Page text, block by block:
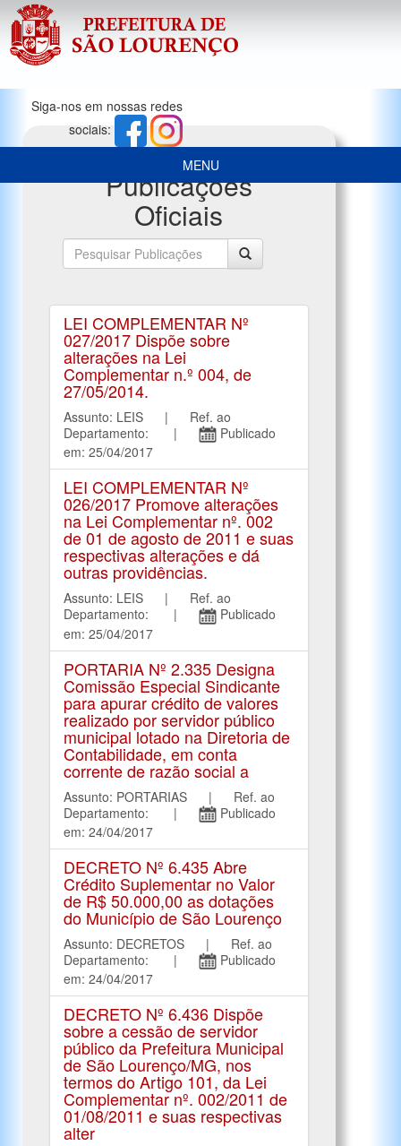
Siga-nos em nossas redes
sociais:
MENU
Publicações
Oficiais
LEI COMPLEMENTAR Nº
027/2017 Dispõe sobre
alterações na Lei
Complementar n.º 004, de
27/05/2014.
Assunto: LEIS | Ref. ao
Departamento: |
Publicado
em: 25/04/2017
LEI COMPLEMENTAR Nº
026/2017 Promove alterações
na Lei Complementar nº. 002
de 01 de agosto de 2011 e suas
respectivas alterações e dá
outras providências.
Assunto: LEIS | Ref. ao
Departamento: |
Publicado
em: 25/04/2017
PORTARIA Nº 2.335 Designa
Comissão Especial Sindicante
para apurar crédito de valores
realizado por servidor público
municipal lotado na Diretoria de
Contabilidade, em conta
corrente de razão social a
Assunto: PORTARIAS | Ref. ao
Departamento: |
Publicado
em: 24/04/2017
DECRETO Nº 6.435 Abre
Crédito Suplementar no Valor
de R$ 50.000,00 as dotações
do Município de São Lourenço
Assunto: DECRETOS | Ref. ao
Departamento: |
Publicado
em: 24/04/2017
DECRETO Nº 6.436 Dispõe
sobre a cessão de servidor
público da Prefeitura Municipal
de São Lourenço/MG, nos
termos do Artigo 101, da Lei
Complementar nº. 002/2011 de
01/08/2011 e suas respectivas
alter